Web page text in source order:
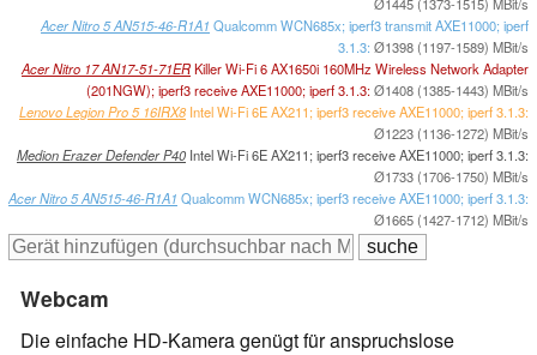
Acer Nitro 5 AN515-46-R1A1 Qualcomm WCN685x; iperf3 transmit AXE11000; iperf
3.1.3: Ø1398 (1197-1589) MBit/s
Acer Nitro 17 AN17-51-71ERKiller Wi-Fi 6 AX1650i 160MHz Wireless Network Adapter
(201NGW); iperf3 receive AXE11000; iperf 3.1.3:Ø1408 (1385-1443) MBit/s
Lenovo Legion Pro 5 16IRX8Intel Wi-Fi 6E AX211; iperf3 receive AXE11000; iperf 3.1.3:
Ø1223 (1136-1272) MBit/s
Medion Erazer Defender P40 Intel Wi-Fi 6E AX211; iperf3 receive AXE11000; iperf 3.1.3:
Ø1733 (1706-1750) MBit/s
Acer Nitro 5 AN515-46-R1A1 Qualcomm WCN685x; iperf3 receive AXE11000; iperf 3.1.3:
Ø1665 (1427-1712) MBit/s
Webcam
Die einfache HD-Kamera genügt für anspruchslose